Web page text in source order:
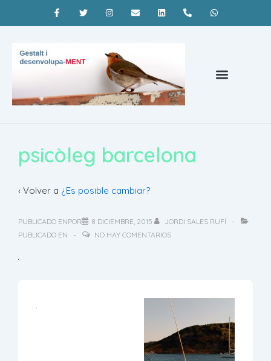
psicòleg barcelona
‹ Volver a ¿Es posible cambiar?
PUBLICADO ENPOR 8 DICIEMBRE, 2015
JORDI SALES RUFÍ
PUBLICADO EN
NO HAY COMENTARIOS